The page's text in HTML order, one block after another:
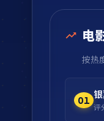
电
按热
01
评